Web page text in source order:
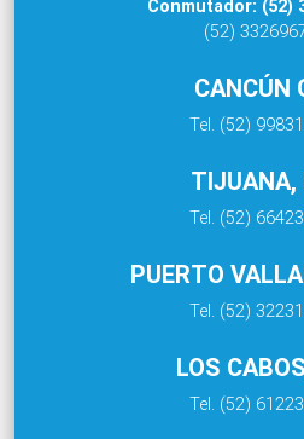
Conmutador: (52)
(52)
CANCÚN
Tel. (52)
TIJUANA,
Tel. (52)
PUERTO
Tel. (52)
LOS
Tel. (52)